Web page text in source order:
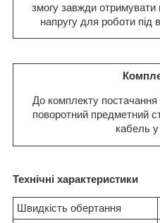
змогу завжди отримувати
напругу для роботи під
До комплекту
поворотний предметний
кабель у
Технічні характеристики
Швидкість обертання